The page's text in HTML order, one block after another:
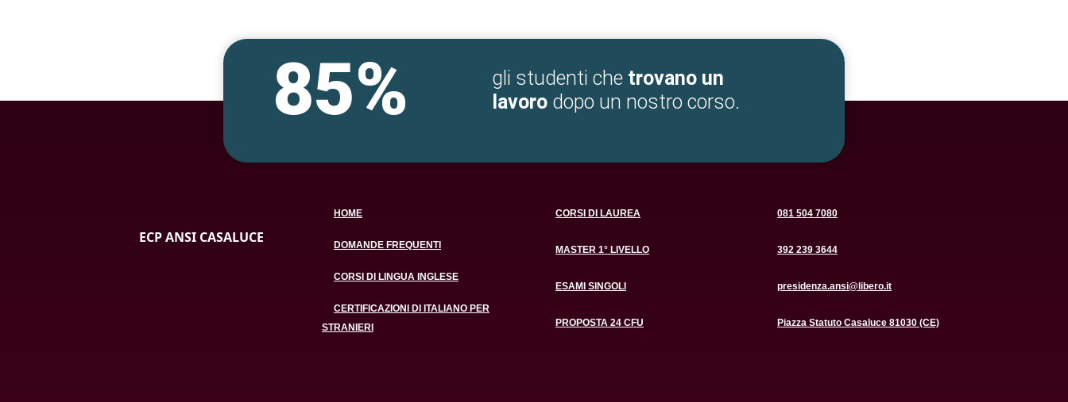
85% gli studenti che trovano un
lavorodopo un nostro corso.
ECP ANSI CASALUCE
HOME
DOMANDE FREQUENTI
CORSI DI LINGUA INGLESE
CERTIFICAZIONI DI ITALIANO PER
STRANIERI
CORSI DI LAUREA
MASTER 1° LIVELLO
ESAMI SINGOLI
PROPOSTA 24 CFU
081 504 7080
392 239 3644
presidenza.ansi@libero.it
Piazza Statuto Casaluce 81030 (CE)